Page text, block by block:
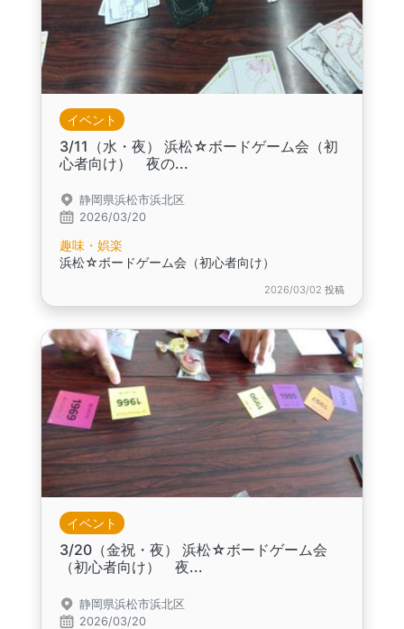
イベント
3/11（水・夜） 浜松☆ボードゲーム会（初
心者向け） 夜の...
静岡県浜松市浜北区
2026/03/20
趣味・娯楽
浜松☆ボードゲーム会（初心者向け）
2026/03/02 投稿
イベント
3/20（金祝・夜） 浜松☆ボードゲーム会
（初心者向け） 夜...
静岡県浜松市浜北区
2026/03/20